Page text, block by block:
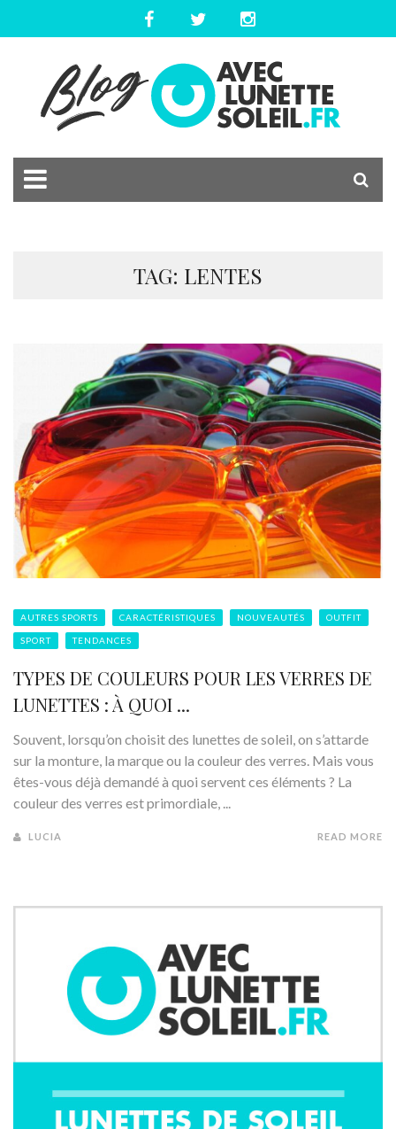
TAG: LENTES
AUTRES SPORTS CARACTÉRISTIQUES NOUVEAUTÉS OUTFIT
SPORT TENDANCES
TYPES DE COULEURS POUR LES VERRES DE
LUNETTES : À QUOI ...
Souvent, lorsqu’on choisit des lunettes de soleil, on s’attarde
sur la monture, la marque ou la couleur des verres. Mais vous
êtes-vous déjà demandé à quoi servent ces éléments ? La
couleur des verres est primordiale, ...
LUCIA READ MORE